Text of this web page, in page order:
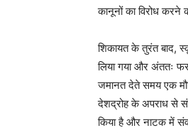
कानूनों का विरोध करने
शिकायत के तुरंत बाद,
लिया गया और अंततः
जमानत देते समय एक
देशद्रोह के अपराध से
किया है और नाटक में